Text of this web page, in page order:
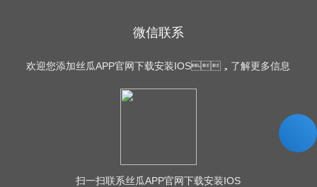
微信联系
欢迎您添加丝瓜APP官网下载安装IOS，了解更多信息
扫一扫联系丝瓜APP官网下载安装IOS